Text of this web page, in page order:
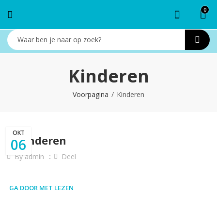
0
Kinderen
Voorpagina Kinderen
06
OKT
Kinderen
By admin Deel
GA DOOR MET LEZEN